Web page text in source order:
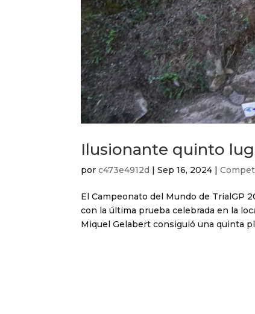
Ilusionante quinto
porc473e4912d |Sep 16, 2024 |
El Campeonato del Mundo de TrialGP
con la última prueba celebrada en la
Miquel Gelabert consiguió una quinta